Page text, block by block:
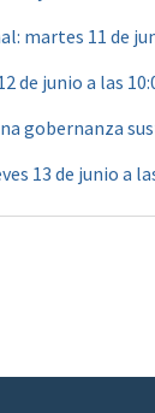
martes 11 de
de junio a las
gobernanza
13 de junio a